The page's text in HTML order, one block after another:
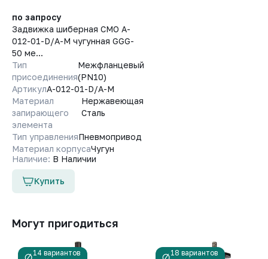
по запросу
Задвижка шиберная СМО A-
012-01-D/A-M чугунная GGG-
50 ме...
Тип
присоединения
Межфланцевый
(PN10)
АртикулA-012-01-D/A-M
Материал
запирающего
элемента
Нержавеющая
Сталь
Тип управленияПневмопривод
Материал корпусаЧугун
Наличие: В Наличии
Купить
Могут пригодиться
14 вариантов
18 вариантов